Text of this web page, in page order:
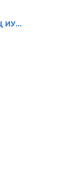
ИУ...